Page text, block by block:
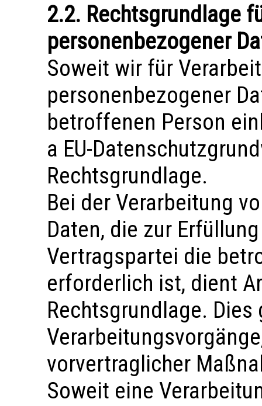
2.2. Rechtsgrundlage
personenbezogener
Soweit wir für
personenbezogener
betroffenen Person
a EU-
Rechtsgrundlage.
Bei der Verarbeitung
Daten, die zur
Vertragspartei die
erforderlich ist, dient
Rechtsgrundlage.
vorvertraglicher
Soweit eine